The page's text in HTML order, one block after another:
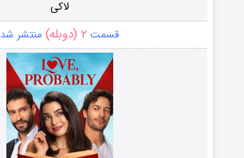
لاکی
قسمت ۲ (دوبله) منتشر شد